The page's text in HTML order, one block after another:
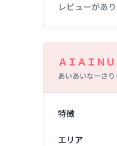
レビューがあ
ＡＩＡＩＮ
あいあいなーさ
特徴
エリア